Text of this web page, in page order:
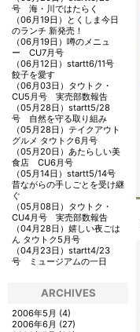
号 海・川ではたらく
（06月19日）
とくしま今日
のランチ 新発売！
（06月19日） 噂のメニュ
ー CU7月号
（06月12日） startt6/11号
餃子を愛す
（06月03日） タウトク・
CU5月号 実売部数報告
（05月28日） startt5/28
号 自然を守る取り組み
（05月28日） テイクアウト
グルメ タウトク6月号
（05月20日） あたらしい美
食店 CU6月号
（05月14日） startt5/14号
昔ながらの手しごとを受け継
ぐ
（05月08日） タウトク・
CU4月号 実売部数報告
（04月28日） 嬉しい夜ごは
ん タウトク5月号
（04月23日） startt4/23
号 ミュージアムの一日
ARCHIVES
2006年5月 (4)
2006年6月 (27)